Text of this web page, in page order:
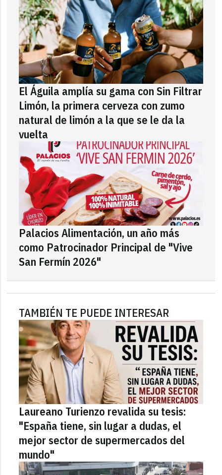
El Águila amplía su gama con Sin Filtrar
Limón, la primera cerveza con zumo
natural de limón a la que se le da la
vuelta
Palacios Alimentación, un año más
como Patrocinador Principal de "Vive
San Fermín 2026"
TAMBIÉN TE PUEDE INTERESAR
Laureano Turienzo revalida su tesis:
"España tiene, sin lugar a dudas, el
mejor sector de supermercados del
mundo"